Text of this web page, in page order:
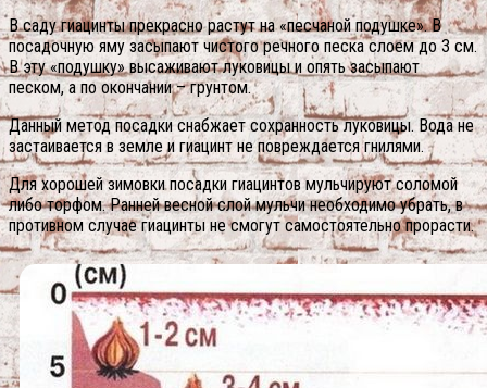
В саду гиацинты прекрасно растут на «песчаной подушке». В
посадочную яму засыпают чистого речного песка слоем до 3 см.
В эту «подушку» высаживают луковицы и опять засыпают
песком, а по окончании – грунтом.
Данный метод посадки снабжает сохранность луковицы. Вода не
застаивается в земле и гиацинт не повреждается гнилями.
Для хорошей зимовки посадки гиацинтов мульчируют соломой
либо торфом. Ранней весной слой мульчи необходимо убрать, в
противном случае гиацинты не смогут самостоятельно прорасти.